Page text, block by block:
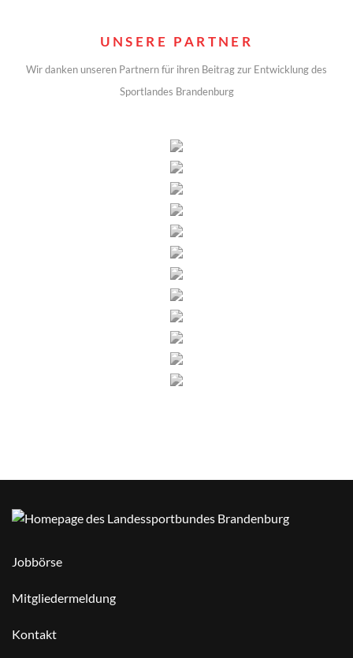
UNSERE PARTNER
Wir danken unseren Partnern für ihren Beitrag zur Entwicklung des
Sportlandes Brandenburg
Jobbörse
Mitgliedermeldung
Kontakt